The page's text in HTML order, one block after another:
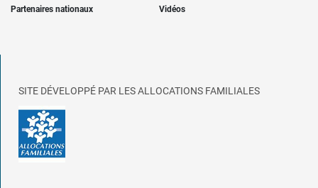
Partenaires nationaux Vidéos
SITE DÉVELOPPÉ PAR LES ALLOCATIONS FAMILIALES